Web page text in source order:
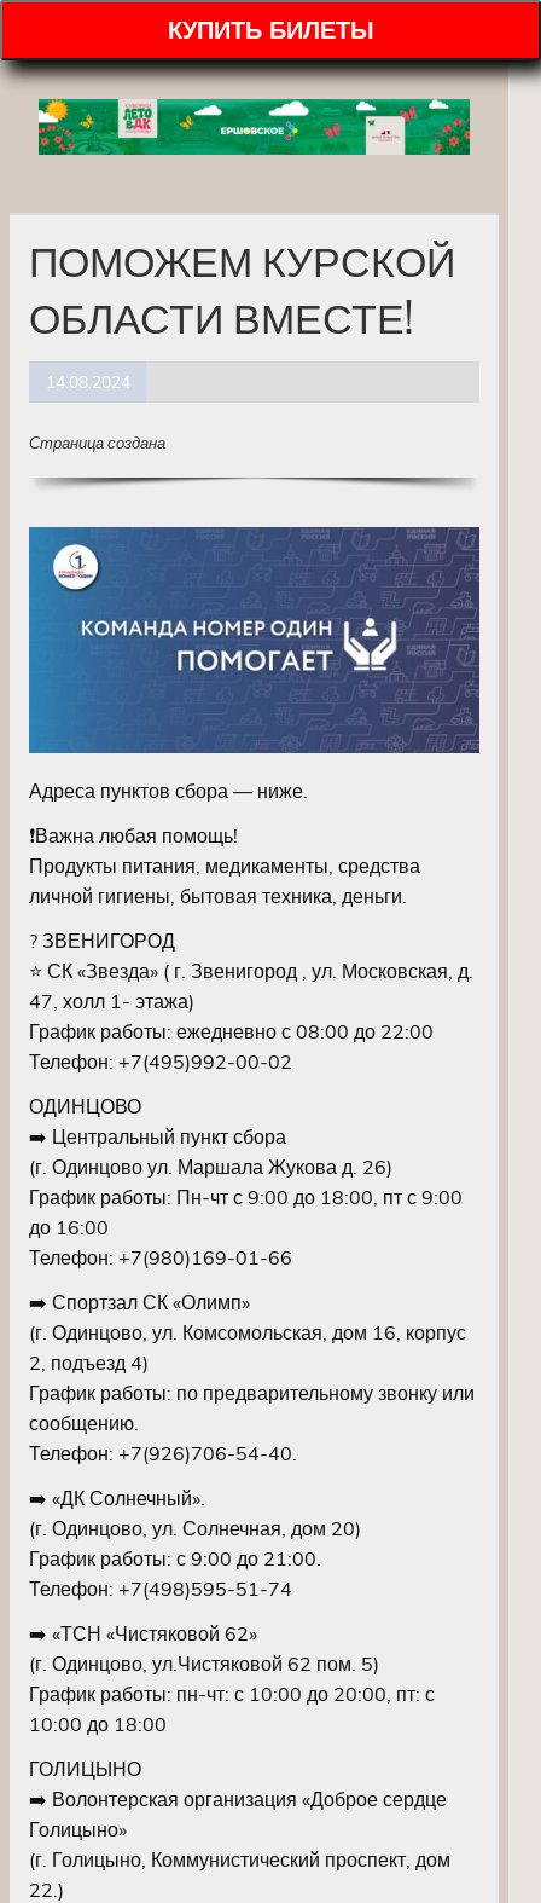
КУПИТЬ БИЛЕТЫ
ПОМОЖЕМ КУРСКОЙ
ОБЛАСТИ ВМЕСТЕ!
14.08.2024
Страница создана
Адреса пунктов сбора — ниже.
❗️Важна любая помощь!
Продукты питания, медикаменты, средства
личной гигиены, бытовая техника, деньги.
? ЗВЕНИГОРОД
⭐️ СК «Звезда» ( г. Звенигород , ул. Московская, д.
47, холл 1- этажа)
График работы: ежедневно с 08:00 до 22:00
Телефон: +7(495)992-00-02
ОДИНЦОВО
➡️ Центральный пункт сбора
(г. Одинцово ул. Маршала Жукова д. 26)
График работы: Пн-чт с 9:00 до 18:00, пт с 9:00
до 16:00
Телефон: +7(980)169-01-66
➡️ Спортзал СК «Олимп»
(г. Одинцово, ул. Комсомольская, дом 16, корпус
2, подъезд 4)
График работы: по предварительному звонку или
сообщению.
Телефон: +7(926)706-54-40.
➡️ «ДК Солнечный».
(г. Одинцово, ул. Солнечная, дом 20)
График работы: с 9:00 до 21:00.
Телефон: +7(498)595-51-74
➡️ «ТСН «Чистяковой 62»
(г. Одинцово, ул.Чистяковой 62 пом. 5)
График работы: пн-чт: с 10:00 до 20:00, пт: с
10:00 до 18:00
ГОЛИЦЫНО
➡️ Волонтерская организация «Доброе сердце
Голицыно»
(г. Голицыно, Коммунистический проспект, дом
22.)